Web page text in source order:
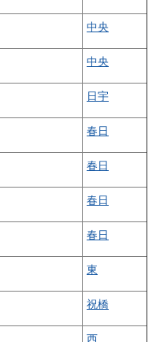
中央
中央
日宇
春日
春日
春日
春日
東
祝橋
西